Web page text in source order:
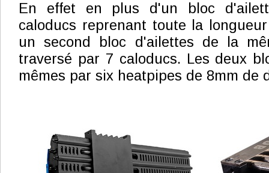
En effet en plus d'un bloc
caloducs reprenant toute la
un second bloc d'ailettes de la
traversé par 7 caloducs. Les deux
mêmes par six heatpipes de 8mm de